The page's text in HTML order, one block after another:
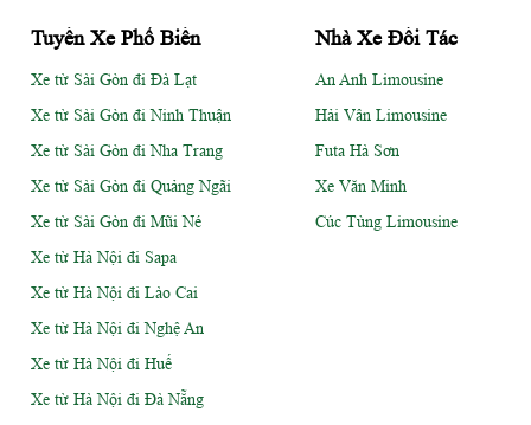
Tuyến Xe Phổ Biến
Xe từ Sài Gòn đi Đà Lạt
Xe từ Sài Gòn đi Ninh Thuận
Xe từ Sài Gòn đi Nha Trang
Xe từ Sài Gòn đi Quảng Ngãi
Xe từ Sài Gòn đi Mũi Né
Xe từ Hà Nội đi Sapa
Xe từ Hà Nội đi Lào Cai
Xe từ Hà Nội đi Nghệ An
Xe từ Hà Nội đi Huế
Xe từ Hà Nội đi Đà Nẵng
Nhà Xe Đối Tác
An Anh Limousine
Hải Vân Limousine
Futa Hà Sơn
Xe Văn Minh
Cúc Tùng Limousine